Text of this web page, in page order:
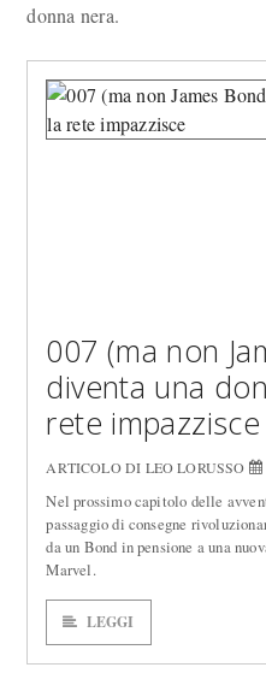
donna nera.
007 (ma non
diventa una
rete impazzisce
ARTICOLO DI LEO LORUSSO
Nel prossimo capitolo delle
passaggio di consegne
da un Bond in pensione a una
Marvel.
LEGGI